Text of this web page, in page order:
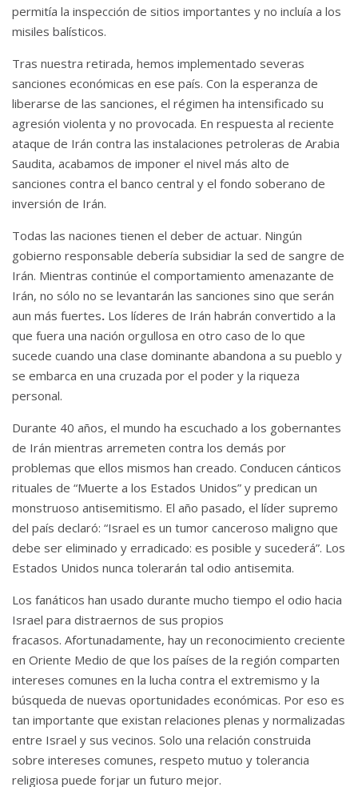
permitía la inspección de sitios importantes y no incluía a los
misiles balísticos.
Tras nuestra retirada, hemos implementado severas
sanciones económicas en ese país. Con la esperanza de
liberarse de las sanciones, el régimen ha intensificado su
agresión violenta y no provocada. En respuesta al reciente
ataque de Irán contra las instalaciones petroleras de Arabia
Saudita, acabamos de imponer el nivel más alto de
sanciones contra el banco central y el fondo soberano de
inversión de Irán.
Todas las naciones tienen el deber de actuar. Ningún
gobierno responsable debería subsidiar la sed de sangre de
Irán. Mientras continúe el comportamiento amenazante de
Irán, no sólo no se levantarán las sanciones sino que serán
aun más fuertes. Los líderes de Irán habrán convertido a la
que fuera una nación orgullosa en otro caso de lo que
sucede cuando una clase dominante abandona a su pueblo y
se embarca en una cruzada por el poder y la riqueza
personal.
Durante 40 años, el mundo ha escuchado a los gobernantes
de Irán mientras arremeten contra los demás por
problemas que ellos mismos han creado. Conducen cánticos
rituales de “Muerte a los Estados Unidos” ​​y predican un
monstruoso antisemitismo. El año pasado, el líder supremo
del país declaró: “Israel es un tumor canceroso maligno que
debe ser eliminado y erradicado: es posible y sucederá”. Los
Estados Unidos nunca tolerarán tal odio antisemita.
Los fanáticos han usado durante mucho tiempo el odio hacia
Israel para distraernos de sus propios
fracasos. Afortunadamente, hay un reconocimiento creciente
en Oriente Medio de que los países de la región comparten
intereses comunes en la lucha contra el extremismo y la
búsqueda de nuevas oportunidades económicas. Por eso es
tan importante que existan relaciones plenas y normalizadas
entre Israel y sus vecinos. Solo una relación construida
sobre intereses comunes, respeto mutuo y tolerancia
religiosa puede forjar un futuro mejor.